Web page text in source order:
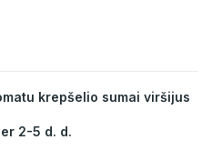
krepšelio sumai viršijus
2-5 d. d.